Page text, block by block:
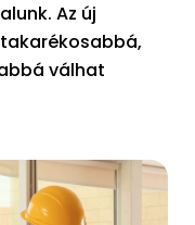
Az új
válhat